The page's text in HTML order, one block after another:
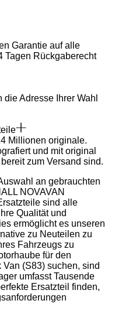
Garantie auf alle
Tagen Rückgaberecht
Adresse Ihrer Wahl
Millionen originale.
und mit original
zum Versand sind.
an gebrauchten
NOVAVAN
sind alle
Qualität und
ermöglicht es unseren
zu Neuteilen zu
Fahrzeugs zu
für den
(S83) suchen, sind
umfasst Tausende
Ersatzteil finden,